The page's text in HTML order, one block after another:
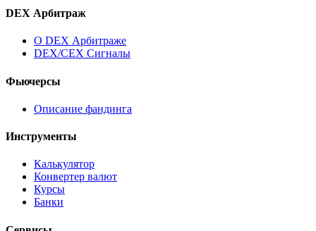
DEX Арбитраж
О DEX Арбитраже
DEX/CEX Сигналы
Фьючерсы
Описание фандинга
Инструменты
Калькулятор
Конвертер валют
Курсы
Банки